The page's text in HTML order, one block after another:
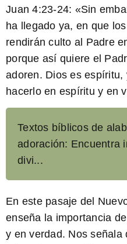
Juan 4:23-24: «Sin
ha llegado ya, en que
rendirán culto al Padre
porque así quiere el
adoren. Dios es
hacerlo en espíritu y en
Textos bíblicos de
adoración: Encuentra
divi...
En este pasaje del
enseña la importancia
y en verdad. Nos señala